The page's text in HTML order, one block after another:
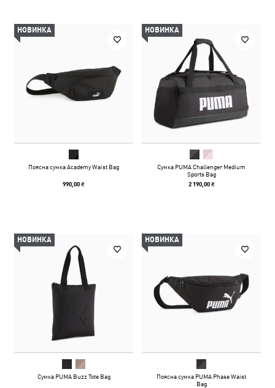
НОВИНКА
Поясна сумка Academy Waist Bag
990,00 ₴
НОВИНКА
Сумка PUMA Challenger Medium
Sports Bag
2 190,00 ₴
НОВИНКА
Сумка PUMA Buzz Tote Bag
НОВИНКА
Поясна сумка PUMA Phase Waist
Bag